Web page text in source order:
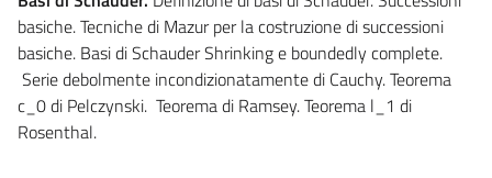
basiche. Tecniche di Mazur per la costruzione di successioni
basiche. Basi di Schauder Shrinking e boundedly complete.
Serie debolmente incondizionatamente di Cauchy. Teorema
c_0 di Pelczynski. Teorema di Ramsey. Teorema l_1 di
Rosenthal.